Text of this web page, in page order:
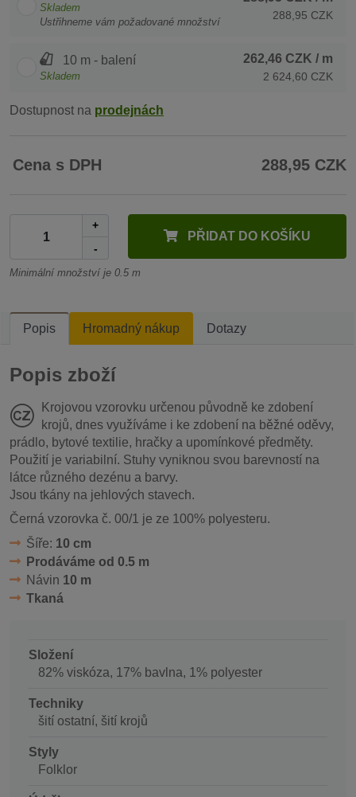
Skladem
Ustřihneme vám požadované množství
288,95 CZK
10 m - balení
Skladem
262,46 CZK / m
2 624,60 CZK
Dostupnost na prodejnách
Cena s DPH 288,95 CZK
+
-
PŘIDAT DO KOŠÍKU
Minimální množství je 0.5 m
Popis Hromadný nákup Dotazy
Popis zboží
Krojovou vzorovku určenou původně ke zdobení
krojů, dnes využíváme i ke zdobení na běžné oděvy,
prádlo, bytové textilie, hračky a upomínkové předměty.
Použití je variabilní. Stuhy vyniknou svou barevností na
látce různého dezénu a barvy.
Jsou tkány na jehlových stavech.
Černá vzorovka č. 00/1 je ze 100% polyesteru.
Šíře: 10 cm
Prodáváme od 0.5 m
Návin 10 m
Tkaná
Složení
82% viskóza, 17% bavlna, 1% polyester
Techniky
šití ostatní, šití krojů
Styly
Folklor